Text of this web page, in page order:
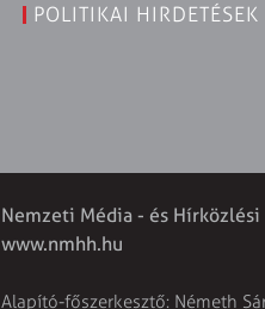
POLITIKAI HIRDETÉSEK
Nemzeti Média - és
www.nmhh.hu
Alapító-főszerkesztő: Németh